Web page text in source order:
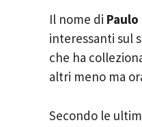
Il nome di Paulo
interessanti sul
che ha
altri meno ma
Secondo le